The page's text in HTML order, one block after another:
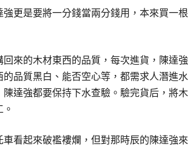
更是要將一分錢當兩分錢用，本來買一根
來的木材東西的品質，每次進貨，陳達強
品質黑白、能否空心等，都需求人潛進水
達強都要保持下水查驗。驗完貨后，將木
看起來破襤褸爛，但對那時辰的陳達強來